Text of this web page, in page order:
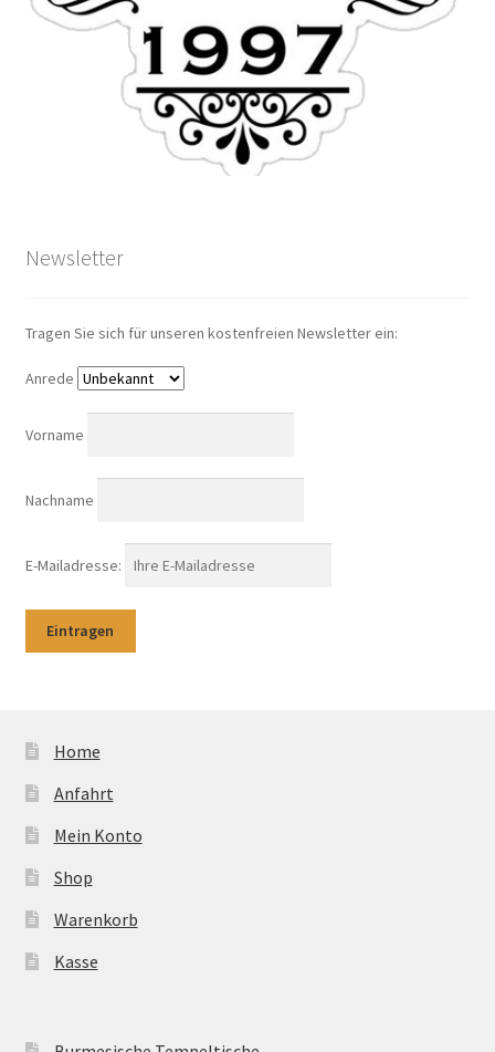
Newsletter
Tragen Sie sich für unseren kostenfreien Newsletter ein:
Anrede
Vorname
Nachname
E-Mailadresse:
Home
Anfahrt
Mein Konto
Shop
Warenkorb
Kasse